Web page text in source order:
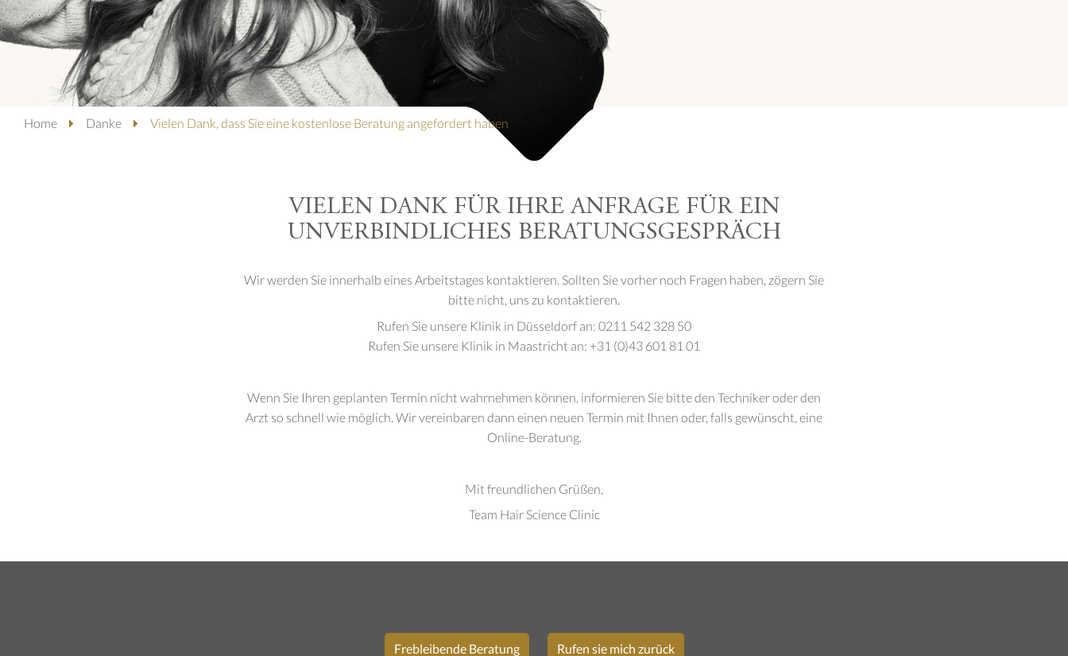
Home Danke Vielen Dank, dass Sie eine kostenlose Beratung angefordert haben
VIELEN DANK FÜR IHRE ANFRAGE FÜR EIN
UNVERBINDLICHES BERATUNGSGESPRÄCH
Wir werden Sie innerhalb eines Arbeitstages kontaktieren. Sollten Sie vorher noch Fragen haben, zögern Sie
bitte nicht, uns zu kontaktieren.
Rufen Sie unsere Klinik in Düsseldorf an: 0211 542 328 50
Rufen Sie unsere Klinik in Maastricht an: +31 (0)43 601 81 01
Wenn Sie Ihren geplanten Termin nicht wahrnehmen können, informieren Sie bitte den Techniker oder den
Arzt so schnell wie möglich. Wir vereinbaren dann einen neuen Termin mit Ihnen oder, falls gewünscht, eine
Online-Beratung.
Mit freundlichen Grüßen,
Team Hair Science Clinic
Frebleibende Beratung Rufen sie mich zurück